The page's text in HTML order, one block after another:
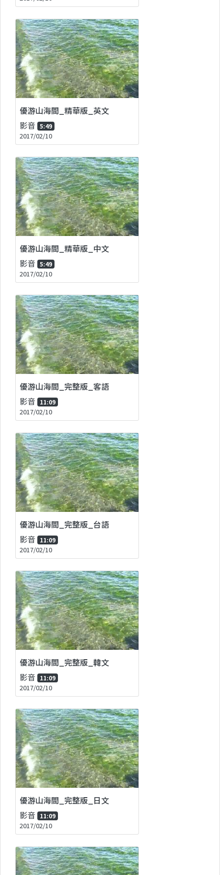
優游山海間_精華版_英文
影音 5:49
2017/02/10
優游山海間_精華版_中文
影音 5:49
2017/02/10
優游山海間_完整版_客語
影音 11:09
2017/02/10
優游山海間_完整版_台語
影音 11:09
2017/02/10
優游山海間_完整版_韓文
影音 11:09
2017/02/10
優游山海間_完整版_日文
影音 11:09
2017/02/10